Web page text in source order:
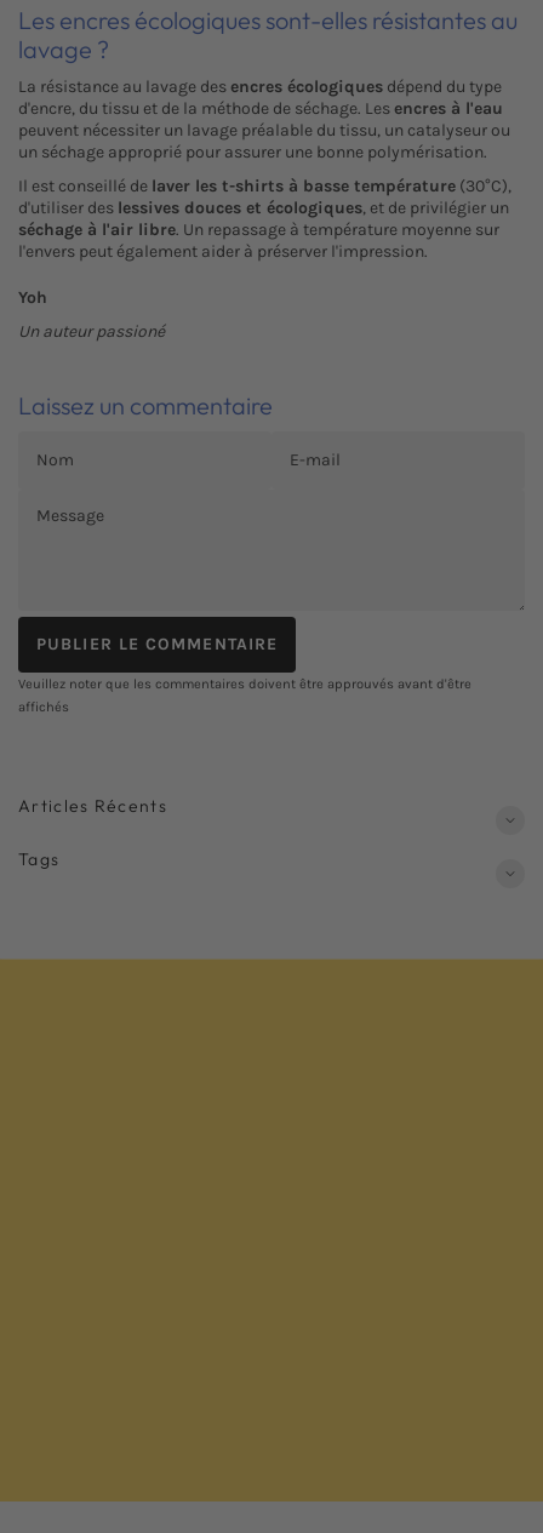
Les encres écologiques sont-elles résistantes au
lavage ?
La résistance au lavage desencres écologiques dépend du type
d'encre, du tissu et de la méthode de séchage. Lesencres à l'eau
peuvent nécessiter un lavage préalable du tissu, un catalyseur ou
un séchage approprié pour assurer une bonne polymérisation.
Il est conseillé de laver les t-shirts à basse température (30°C),
d'utiliser des lessives douces et écologiques, et de privilégier un
séchage à l'air libre. Un repassage à température moyenne sur
l'envers peut également aider à préserver l'impression.
Yoh
Un auteur passioné
Laissez un commentaire
MAIL
Veuillez noter que les commentaires doivent être approuvés avant d'être
affichés
Articles Récents
Tags